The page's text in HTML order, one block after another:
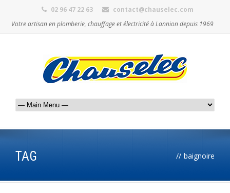
02 96 47 22 63
contact@chauselec.com
Votre artisan en plomberie, chauffage et électricité à Lannion depuis 1969
TAG // baignoire